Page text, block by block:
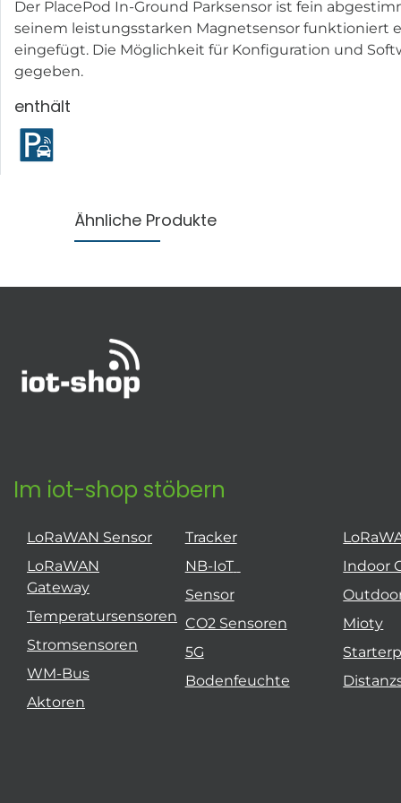
Der PlacePod In-Ground Parksensor ist fein
seinem leistungsstarken Magnetsensor funktioniert
eingefügt. Die Möglichkeit für Konfiguration und
gegeben.
enthält
Ähnliche Produkte
Im iot-shop stöbern
LoRaWAN Sensor
LoRaWAN
Gateway
Temperatursensoren
Stromsensoren
WM-Bus
Aktoren
Tracker
NB-IoT
Sensor
CO2 Sensoren
5G
Bodenfeuchte
Indoor
Mioty